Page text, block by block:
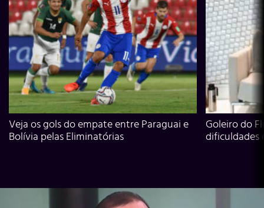
Veja os gols do empate entre Paraguai e
Bolívia pelas Eliminatórias
Goleiro do
dificuldades